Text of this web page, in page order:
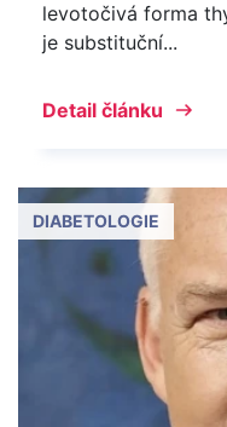
levotočivá forma
je substituční...
Detail článku
DIABETOLOGIE